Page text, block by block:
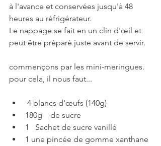
à l'avance et conservées jusqu'à 48
heures au réfrigérateur.
Le nappage se fait en un clin d'œil et
peut être préparé juste avant de servir.
commençons par les mini-meringues.
pour cela, il nous faut...
4 blancs d'œufs (140g)
180g    de sucre
1   Sachet de sucre vanillé
1 une pincée de gomme xanthane